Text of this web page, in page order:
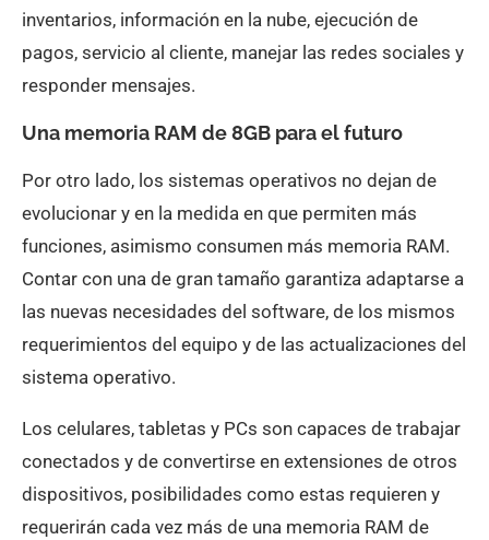
inventarios, información en la nube, ejecución de
pagos, servicio al cliente, manejar las redes sociales y
responder mensajes.
Una memoria RAM de 8GB para el futuro
Por otro lado, los sistemas operativos no dejan de
evolucionar y en la medida en que permiten más
funciones, asimismo consumen más memoria RAM.
Contar con una de gran tamaño garantiza adaptarse a
las nuevas necesidades del software, de los mismos
requerimientos del equipo y de las actualizaciones del
sistema operativo.
Los celulares, tabletas y PCs son capaces de trabajar
conectados y de convertirse en extensiones de otros
dispositivos, posibilidades como estas requieren y
requerirán cada vez más de una memoria RAM de